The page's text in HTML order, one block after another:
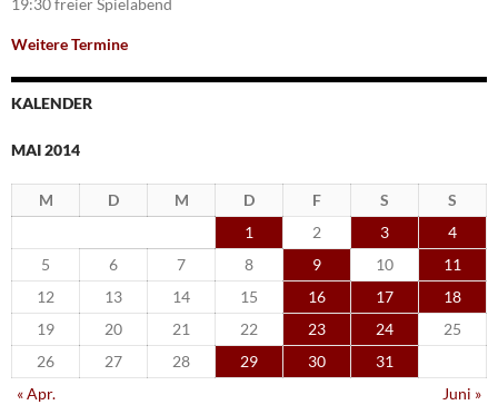
19:30 freier Spielabend
Weitere Termine
KALENDER
MAI 2014
M D M D F S
S
1
2 3
4
5
6 7 8 9 10
11
12
13 14 15 16 17
18
19
20 21 22 23 24
25
26
27 28 29 30
31
« Apr.
Juni »